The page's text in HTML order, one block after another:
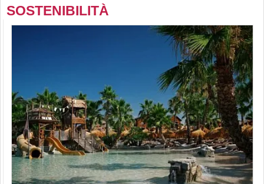
SOSTENIBILITÀ